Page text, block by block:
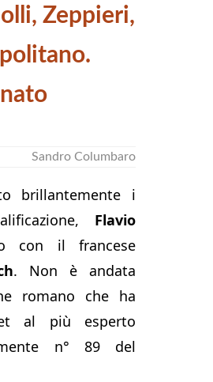
Zeppieri,
Sandro Columbaro
brillantemente i
Flavio
con il francese
. Non è andata
romano che ha
al più esperto
n° 89 del